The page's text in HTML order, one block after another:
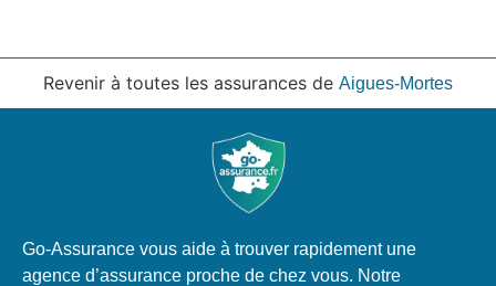
Revenir à toutes les assurances de Aigues-Mortes
Go-Assurance vous aide à trouver rapidement une
agence d’assurance proche de chez vous. Notre